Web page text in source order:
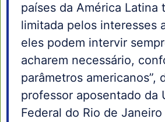
países da América Latina
limitada pelos interesses
eles podem intervir
acharem necessário,
parâmetros americanos”,
professor aposentado da
Federal do Rio de Janeiro